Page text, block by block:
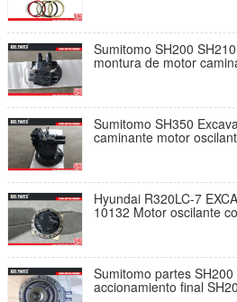
Sumitomo SH200
montura de motor
Sumitomo SH350
caminante motor
Hyundai R320LC-7
10132 Motor oscilante
Sumitomo partes
accionamiento final